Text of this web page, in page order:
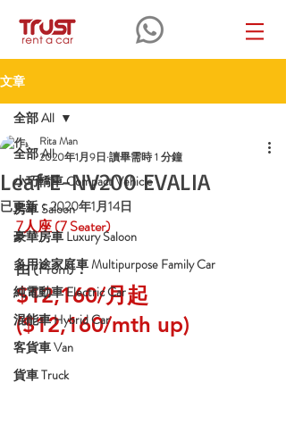
文章
全部 All
小巧轎車 Compact Vehicle
房車 Saloon
豪華房車 Luxury Saloon
多用途家庭車 Multipurpose Family Car
純電動車 Electric Car
混能車 Hybrid Car
客貨車 Van
貨車 Truck
全部 All
Leaf E-NV200 EVALIA
Rita Man
2020年1月9日 讀畢需時 1 分鐘
已更新：2020年1月14日
7人座 (7 Seater)
由 (From)：
$12,160/月起
($12,160/mth up)